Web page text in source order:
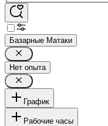
Базарные Матаки
Нет опыта
График
Рабочие часы